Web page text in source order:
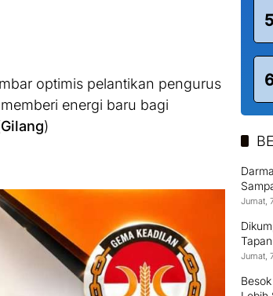
optimis pelantikan pengurus
energi baru bagi
Gilang)
5
Jumat,
Jumat,